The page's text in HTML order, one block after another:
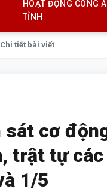
HOẠT ĐỘNG CÔNG
TỈNH
Chi tiết bài viết
sát cơ
trật tự
1/5